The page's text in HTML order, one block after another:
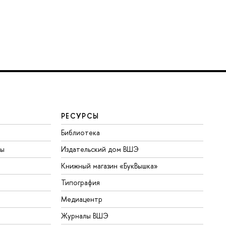
РЕСУРСЫ
Библиотека
Издательский дом ВШЭ
Книжный магазин «БукВышка»
Типография
Медиацентр
Журналы ВШЭ